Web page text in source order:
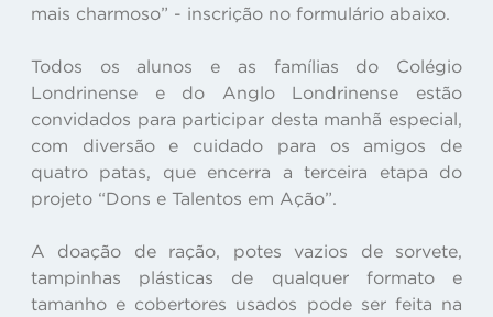
mais charmoso” - inscrição no formulário abaixo.
Todos os alunos e as famílias do Colégio
Londrinense e do Anglo Londrinense estão
convidados para participar desta manhã especial,
com diversão e cuidado para os amigos de
quatro patas, que encerra a terceira etapa do
projeto “Dons e Talentos em Ação”.
A doação de ração, potes vazios de sorvete,
tampinhas plásticas de qualquer formato e
tamanho e cobertores usados pode ser feita na